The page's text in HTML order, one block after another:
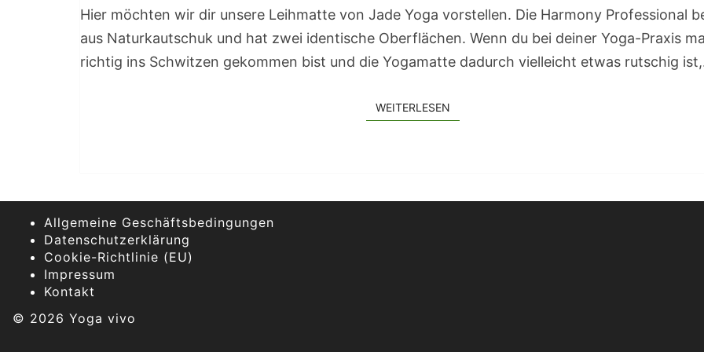
Hier möchten wir dir unsere Leihmatte von Jade Yoga vorstellen. Die Harmony Professional
aus Naturkautschuk und hat zwei identische Oberflächen. Wenn du bei deiner Yoga-Praxis
richtig ins Schwitzen gekommen bist und die Yogamatte dadurch vielleicht etwas rutschig
WEITERLESEN
Allgemeine Geschäftsbedingungen
Datenschutzerklärung
Cookie-Richtlinie (EU)
Impressum
Kontakt
© 2026 Yoga vivo